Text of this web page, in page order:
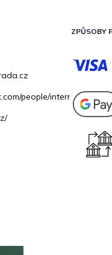
people/
ZPŮSOBY